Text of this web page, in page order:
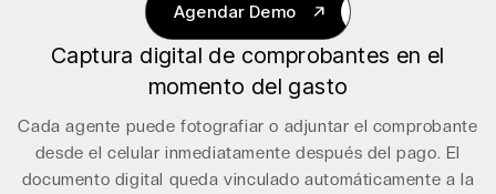
Agendar Demo
Agendar Demo
Captura digital de comprobantes en el
momento del gasto
Cada agente puede fotografiar o adjuntar el comprobante
desde el celular inmediatamente después del pago. El
documento digital queda vinculado automáticamente a la